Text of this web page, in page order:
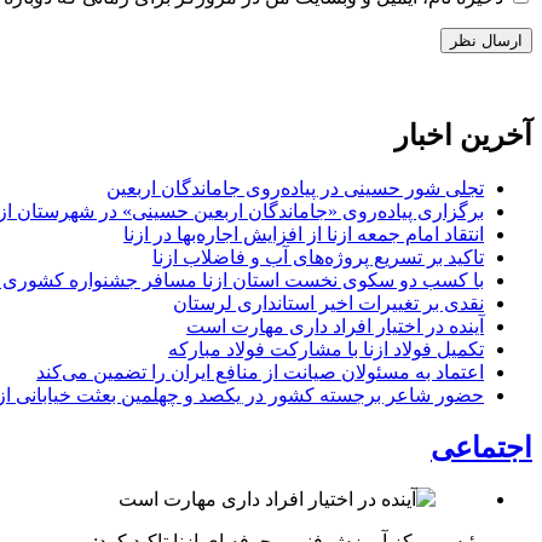
آخرین اخبار
تجلی شور حسینی در پیاده‌روی جاماندگان اربعین
برگزاری پیاده‌روی «جاماندگان اربعین حسینی» در شهرستان
انتقاد امام جمعه ازنا از افزایش اجاره‌بها در ازنا
تاکید بر تسریع پروژه‌های آب و فاضلاب ازنا
با کسب دو سکوی نخست استان ازنا مسافر جشنواره کشوری
نقدی بر تغییرات اخیر استانداری لرستان
آینده در اختیار افراد داری مهارت است
تکمیل فولاد ازنا با مشارکت فولاد مبارکه
اعتماد به مسئولان صیانت از منافع ایران را تضمین می‌کند
حضور شاعر برجسته کشور در یکصد و چهلمین بعثت خیابانی
اجتماعی